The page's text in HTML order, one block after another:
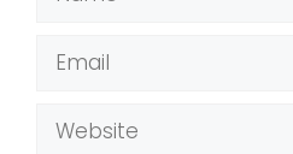
Email
Website